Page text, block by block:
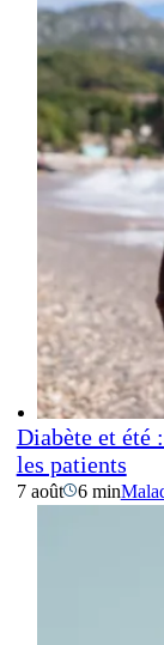
Diabète et été
les patients
7 août 6 min